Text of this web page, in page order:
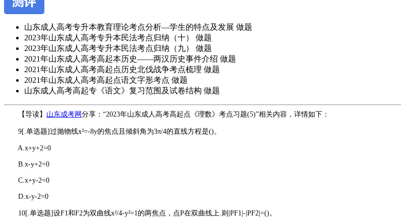
山东成人高考专升本教育理论考点分析—学生的特点及发展 做题
2023年山东成人高考专升本民法考点归纳（十）
做题
2023年山东成人高考专升本民法考点归纳（九）
做题
2021年山东成人高考高起本历史——两汉历史事件介绍 做题
2021年山东成人高考高起点历史北伐战争考点梳理 做题
2021年山东成人高考高起点语文字形考点 做题
山东成人高考高起专《语文》复习范围及试卷结构 做题
【导读】 山东成考网 分享：“2023年山东成人高考高起点《理数》考点习题(5)”相关内容，详情如下：
9[.单选题]过抛物线x²=-8y的焦点且倾斜角为3π/4的直线方程是()。
A.x+y+2=0
B.x-y+2=0
C.x+y-2=0
D.x-y-2=0
10[.单选题]设F1和F2为双曲线x²/4-y²=1的两焦点，点P在双曲线上.则|PF1|-|PF2|=()。